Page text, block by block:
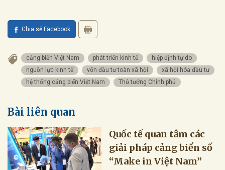
Chia sẻ Facebook
cảng biển Việt Nam phát triển kinh tế
hiệp định tự do
nguồn lực kinh tế
vốn đầu tư toàn xã hội
xã hội hóa đầu tư
hệ thống cảng biển Việt Nam
Thủ tướng Chính phủ
Bài liên quan
Quốc tế quan tâm các
giải pháp cảng biển số
“Make in Việt Nam”